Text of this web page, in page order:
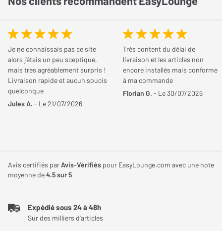
260CSA
parleurs puissants. Mesurant 165 mm, son woofer principal
possède un cône conçu en polycellulose. Cette matière rigide et
légère garantit la production des basses fréquences. En ce qui
concerne le second haut-parleur, il s'agit d'un tweeter qui gère les
fréquence de 50 Hz à 25 kHz.
d'encastrement
Largeur d'encastrement 219 mm
Hauteur d'encastrement 219 mm
Poids de l'enceinte 2,20 Kg
Conditionnement
Je ne connaissais pas ce site
alors j'étais un peu sceptique,
mais très agréablement surpris !
Livraison rapide et aucun soucis
quelconque
Jules A. - Le 21/07/2026
Très content du délai de
livraison et les articles non
encore installés mais conforme
à ma commande
Florian G. - Le 30/07/2026
Avis certifiés parAvis-Vérifiés pour EasyLounge.com avec une note
moyenne de4.5sur 5
Expédié sous 24 à 48h
Sur des milliers d'articles